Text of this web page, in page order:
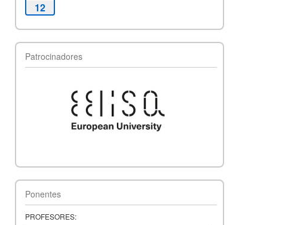
12
Patrocinadores
Ponentes
PROFESORES: